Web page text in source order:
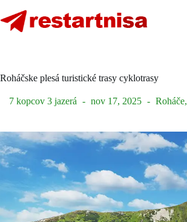
to
content
Roháčske plesá turistické trasy cyklotrasy
7 kopcov 3 jazerá nov 17, 2025 Roháče,